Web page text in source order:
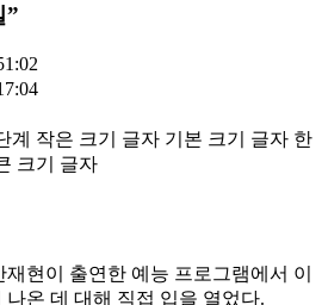
”
계 작은 크기 글자 기본 크기 글자 한
크기 글자
현이 출연한 예능 프로그램에서 이
온 데 대해 직접 입을 열었다.